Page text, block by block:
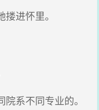
进怀里。
系不同专业的。